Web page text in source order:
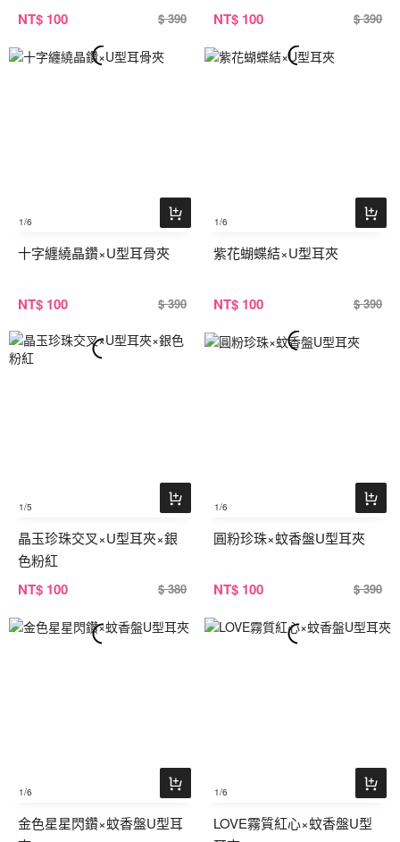
NT$ 100 $ 390 NT$ 100 $ 390
1/6
十字纏繞晶鑽×U型耳骨夾
NT$ 100 $ 390
1/6
紫花蝴蝶結×U型耳夾
NT$ 100 $ 390
1/5
晶玉珍珠交叉×U型耳夾×銀
色粉紅
NT$ 100 $ 380
1/6
圓粉珍珠×蚊香盤U型耳夾
NT$ 100 $ 390
1/6
金色星星閃鑽×蚊香盤U型耳
1/6
LOVE霧質紅心×蚊香盤U型